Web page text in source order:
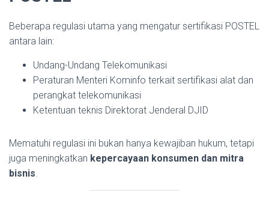
Beberapa regulasi utama yang mengatur sertifikasi POSTEL
antara lain:
Undang-Undang Telekomunikasi
Peraturan Menteri Kominfo terkait sertifikasi alat dan
perangkat telekomunikasi
Ketentuan teknis Direktorat Jenderal DJID
Mematuhi regulasi ini bukan hanya kewajiban hukum, tetapi
juga meningkatkan kepercayaan konsumen dan mitra
bisnis.